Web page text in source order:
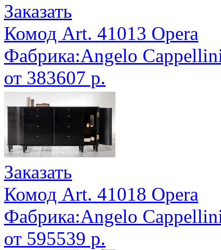
Заказать
Комод Art. 41013 Opera
Фабрика:Angelo
от 383607 р.
Заказать
Комод Art. 41018 Opera
Фабрика:Angelo
от 595539 р.